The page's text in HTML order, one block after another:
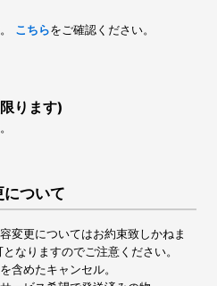
こちらをご確認ください。
ります)
ついて
変更についてはお約束致しかねま
なりますのでご注意ください。
含めたキャンセル。